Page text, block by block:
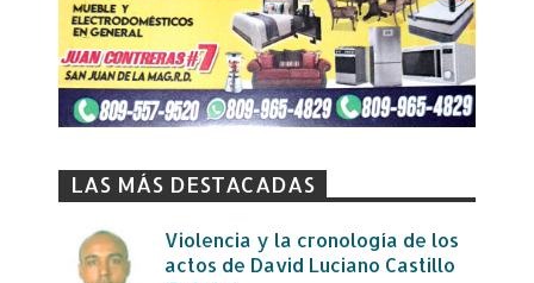
LAS MÁS DESTACADAS
Violencia y la cronología de los
actos de David Luciano Castillo